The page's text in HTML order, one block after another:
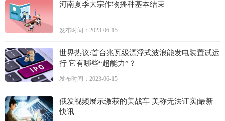
河南夏季大宗作物播种基本结束
发布时间：2023-06-15
世界热议:首台兆瓦级漂浮式波浪能发电装置试运
行 它有哪些“超能力”？
发布时间：2023-06-15
俄发视频展示缴获的美战车 美称无法证实|最新
快讯